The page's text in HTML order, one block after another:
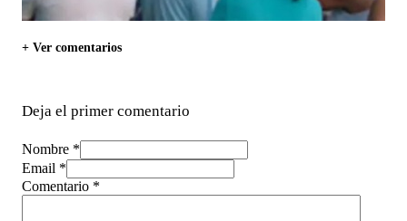
+ Ver comentarios
Deja el primer comentario
Nombre *
Email *
Comentario *